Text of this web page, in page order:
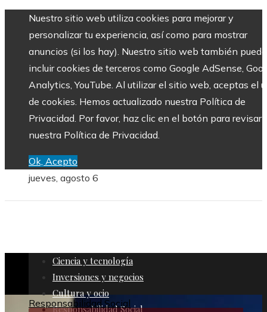
Nuestro sitio web utiliza cookies para mejorar y
personalizar tu experiencia, así como para mostrar
anuncios (si los hay). Nuestro sitio web también puede
incluir cookies de terceros como Google AdSense,
Analytics, YouTube. Al utilizar el sitio web, aceptas el
de cookies. Hemos actualizado nuestra Política de
Privacidad. Por favor, haz clic en el botón para revisar
nuestra Política de Privacidad.
Ok, Acepto
jueves, agosto 6
Ciencia y tecnología
Inversiones y negocios
Cultura y ocio
Responsabilidad Social
Responsabilidad Social